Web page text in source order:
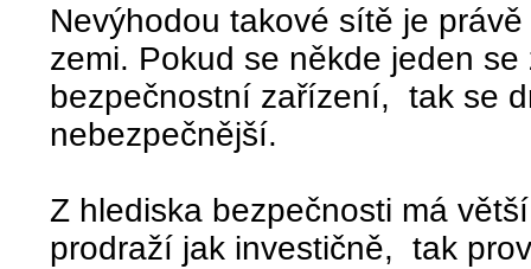
Nevýhodou takové sítě je
zemi. Pokud se někde jeden
bezpečnostní zařízení, tak se
nebezpečnější.
Z hlediska bezpečnosti má
prodraží jak investičně, tak